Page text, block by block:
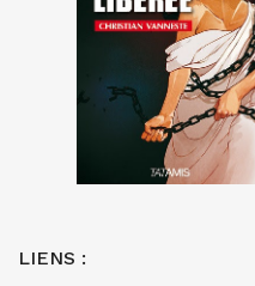
LIENS :